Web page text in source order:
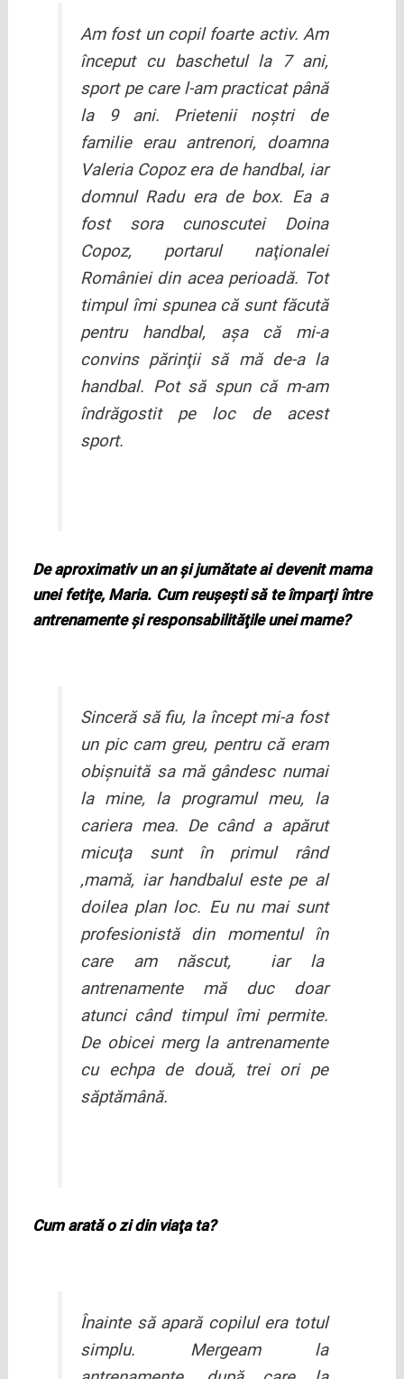
Am fost un copil foarte activ. Am
început cu baschetul la 7 ani,
sport pe care l-am practicat până
la 9 ani. Prietenii noştri de
familie erau antrenori, doamna
Valeria Copoz era de handbal, iar
domnul Radu era de box. Ea a
fost sora cunoscutei Doina
Copoz, portarul naţionalei
României din acea perioadă. Tot
timpul îmi spunea că sunt făcută
pentru handbal, aşa că mi-a
convins părinţii să mă de-a la
handbal. Pot să spun că m-am
îndrăgostit pe loc de acest
sport.
De aproximativ un an şi jumătate ai devenit mama
unei fetiţe, Maria. Cum reuşeşti să te împarţi între
antrenamente şi responsabilităţile unei mame?
Sinceră să fiu, la încept mi-a fost
un pic cam greu, pentru că eram
obişnuită sa mă gândesc numai
la mine, la programul meu, la
cariera mea. De când a apărut
micuţa sunt în primul rând
,mamă, iar handbalul este pe al
doilea plan loc. Eu nu mai sunt
profesionistă din momentul în
care am născut, iar la
antrenamente mă duc doar
atunci când timpul îmi permite.
De obicei merg la antrenamente
cu echpa de două, trei ori pe
săptămână.
Cum arată o zi din viaţa ta?
Înainte să apară copilul era totul
simplu. Mergeam la